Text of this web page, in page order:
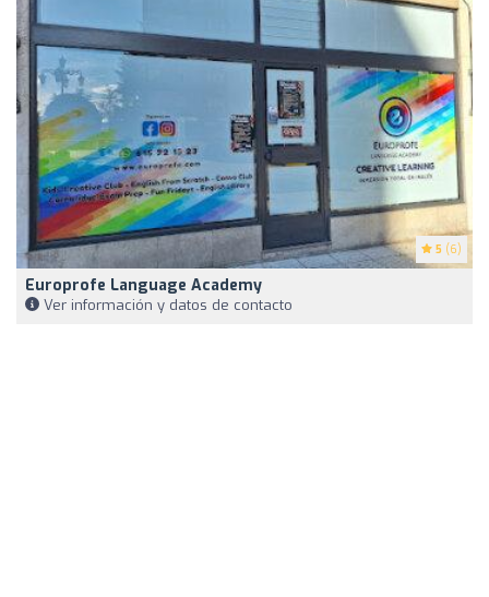
5 (6)
Europrofe Language Academy
Ver información y datos de contacto